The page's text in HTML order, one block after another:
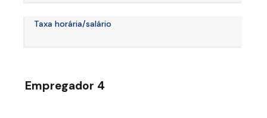
Taxa horária/salário
Empregador 4